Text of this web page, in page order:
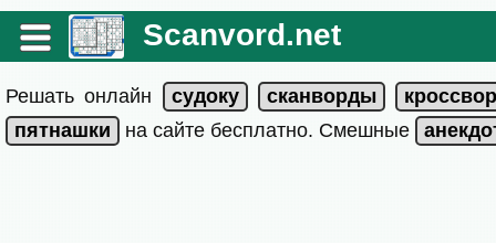
Scanvord.net
Решать онлайн
на сайте бесплатно. Смешные